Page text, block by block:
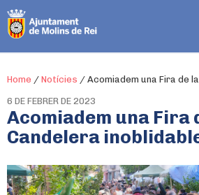
Home / Notícies / Acomiadem una Fira de
6 DE FEBRER DE 2023
Acomiadem una Fira
Candelera